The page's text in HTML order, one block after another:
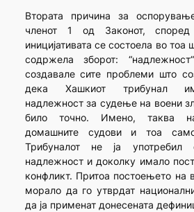
Втората причина за
членот 1 од Законот, според
иницијативата се состоела во тоа
содржела зборот:
создавале сите проблеми што
дека Хашкиот трибунал
надлежност за судење на воени
било точно. Имено, таква
домашните судови и тоа
Трибуналот не ја употребил
надлежност и доколку имало
конф­ликт. Притоа постоењето на
морало да го утврдат
да ја применат донесената